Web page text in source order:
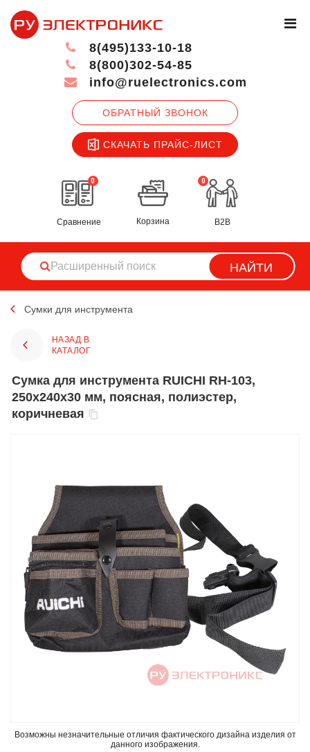
ОБРАТНЫЙ ЗВОНОК
СКАЧАТЬ ПРАЙС-ЛИСТ
8(495)133-10-18
8(800)302-54-85
info@ruelectronics.com
0
Сравнение
0
Корзина B2B
НАЙТИ
Сумки для инструмента
НАЗАД В
КАТАЛОГ
Сумка для инструмента RUICHI RH-103,
250х240х30 мм, поясная, полиэстер,
коричневая
Возможны незначительные отличия фактического дизайна изделия от
данного изображения.